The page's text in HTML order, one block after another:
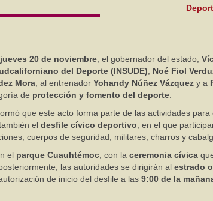
jueves 20 de noviembre , el gobernador del estado,
del Deporte (INSUDE) Noé Fiol
Mora , al entrenador Yohandy Núñez Vázquez y a
de protección y fomento del deporte
que este acto forma parte de las actividades
el desfile cívico deportivo , en el que
cuerpos de seguridad, militares, charros y
el parque Cuauhtémoc , con la ceremonia cívica
las autoridades se dirigirán al estrado
de inicio del desfile a las 9:00 de la